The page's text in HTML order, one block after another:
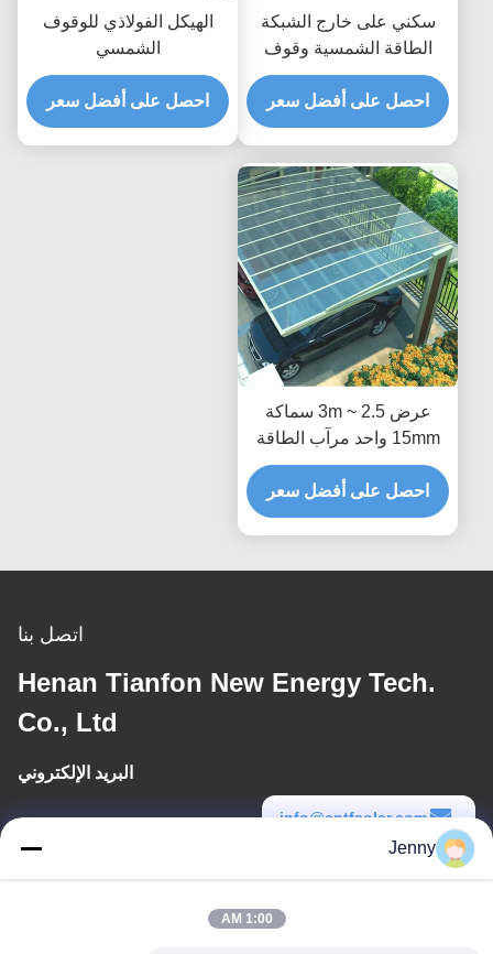
سكني على خارج الشبكة
الطاقة الشمسية وقوف
السيارات تصاعد بين قوسين
مرآب الكهروضوئية
احصل على أفضل سعر
الهيكل الفولاذي للوقوف
الشمسي
احصل على أفضل سعر
عرض 2.5 ~ 3m سماكة
15mm واحد مرآب الطاقة
الشمسية الكهروضوئية
متعدد
احصل على أفضل سعر
اتصل بنا
Henan Tianfon New Energy Tech.
Co., Ltd
البريد الإلكتروني
info@cntfsolar.com
Jenny
1:00 AM